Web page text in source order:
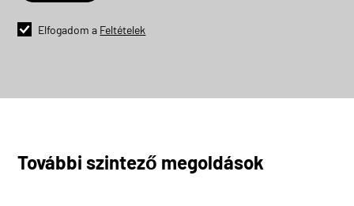
Elfogadom a Feltételek
További szintező megoldások